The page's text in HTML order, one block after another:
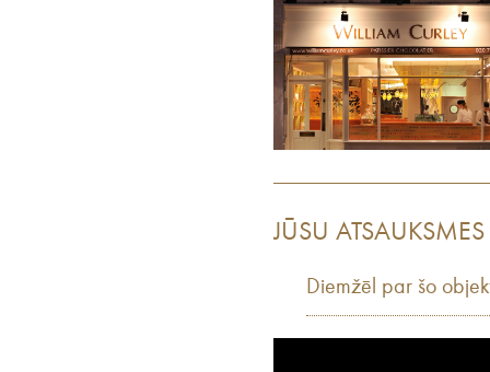
JŪSU ATSAUKSMES
Diemžēl par šo